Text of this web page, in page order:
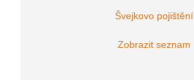
Švejkovo pojištění
Zobrazit seznam